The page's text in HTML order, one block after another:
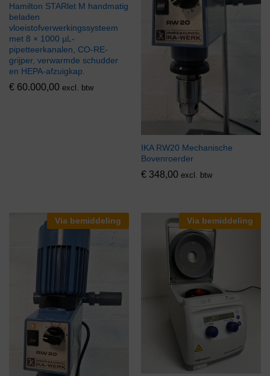
Hamilton STARlet M handmatig
beladen
vloeistofverwerkingssysteem
met 8 × 1000 µL-
pipetteerkanalen, CO-RE-
grijper, verwarmde schudder
en HEPA-afzuigkap.
€ 60.000,00 excl. btw
IKA RW20 Mechanische
Bovenroerder
€ 348,00 excl. btw
Via bemiddeling Via bemiddeling